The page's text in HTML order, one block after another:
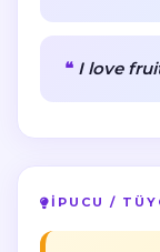
I love
İPUCU /